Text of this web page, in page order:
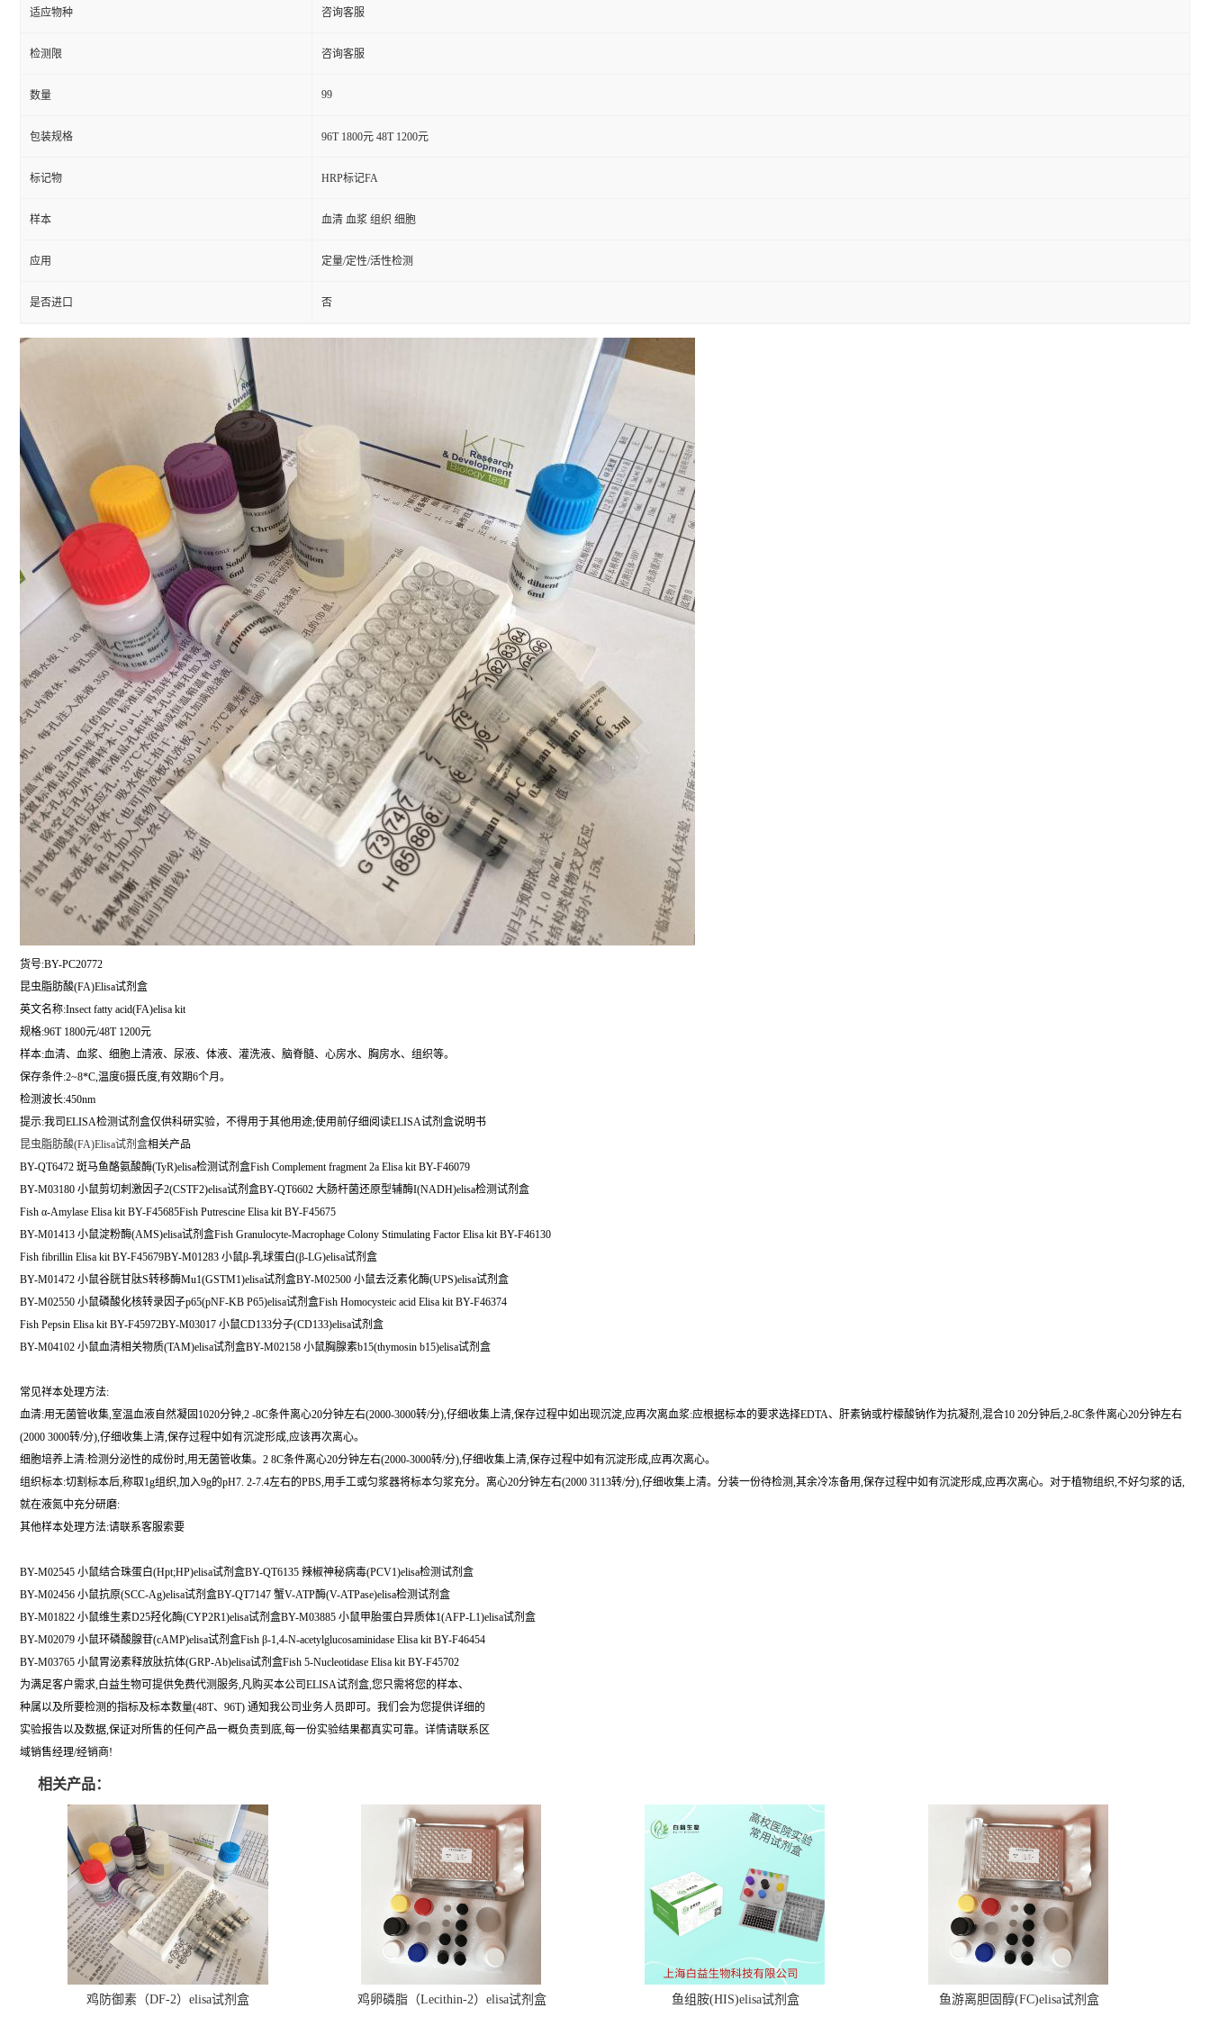
适应物种 咨询客服
检测限 咨询客服
数量 99
包装规格 96T 1800元 48T 1200元
标记物 HRP标记FA
样本 血清 血浆 组织 细胞
应用 定量/定性/活性检测
是否进口 否
货号:BY-PC20772
昆虫脂肪酸(FA)Elisa试剂盒
英文名称:Insect fatty acid(FA)elisa kit
规格:96T 1800元/48T 1200元
样本:血清、血浆、细胞上清液、尿液、体液、灌洗液、脑脊髓、心房水、胸房水、组织等。
保存条件:2~8*C,温度6摄氏度,有效期6个月。
检测波长:450nm
提示:我司ELISA检测试剂盒仅供科研实验，不得用于其他用途;使用前仔细阅读ELISA试剂盒说明书
昆虫脂肪酸(FA)Elisa试剂盒相关产品
BY-QT6472 斑马鱼酪氨酸酶(TyR)elisa检测试剂盒Fish Complement fragment 2a Elisa kit BY-F46079
BY-M03180 小鼠剪切刺激因子2(CSTF2)elisa试剂盒BY-QT6602 大肠杆菌还原型辅酶I(NADH)elisa检测试剂盒
Fish α-Amylase Elisa kit BY-F45685Fish Putrescine Elisa kit BY-F45675
BY-M01413 小鼠淀粉酶(AMS)elisa试剂盒Fish Granulocyte-Macrophage Colony Stimulating Factor Elisa kit BY-F46130
Fish fibrillin Elisa kit BY-F45679BY-M01283 小鼠β-乳球蛋白(β-LG)elisa试剂盒
BY-M01472 小鼠谷胱甘肽S转移酶Mu1(GSTM1)elisa试剂盒BY-M02500 小鼠去泛素化酶(UPS)elisa试剂盒
BY-M02550 小鼠磷酸化核转录因子p65(pNF-KB P65)elisa试剂盒Fish Homocysteic acid Elisa kit BY-F46374
Fish Pepsin Elisa kit BY-F45972BY-M03017 小鼠CD133分子(CD133)elisa试剂盒
BY-M04102 小鼠血清相关物质(TAM)elisa试剂盒BY-M02158 小鼠胸腺素b15(thymosin b15)elisa试剂盒
常见祥本处理方法:
血清:用无菌管收集,室温血液自然凝固1020分钟,2 -8C条件离心20分钟左右(2000-3000转/分),仔细收集上清,保存过程中如出现沉淀,应再次离血浆:应根据标本的要求选择EDTA、肝素钠或柠檬酸钠作为抗凝剂,混合10 20分钟后,2-8C条件离心20分钟左右
(2000 3000转/分),仔细收集上清,保存过程中如有沉淀形成,应该再次离心。
细胞培养上清:检测分泌性的成份时,用无菌管收集。2 8C条件离心20分钟左右(2000-3000转/分),仔细收集上清,保存过程中如有沉淀形成,应再次离心。
组织标本:切割标本后,称取1g组织,加入9g的pH7. 2-7.4左右的PBS,用手工或匀浆器将标本匀浆充分。离心20分钟左右(2000 3113转/分),仔细收集上清。分装一份待检测,其余冷冻备用,保存过程中如有沉淀形成,应再次离心。对于植物组织,不好匀浆的话,
就在液氮中充分研磨:
其他样本处理方法:请联系客服索要
BY-M02545 小鼠结合珠蛋白(Hpt;HP)elisa试剂盒BY-QT6135 辣椒神秘病毒(PCV1)elisa检测试剂盒
BY-M02456 小鼠抗原(SCC-Ag)elisa试剂盒BY-QT7147 蟹V-ATP酶(V-ATPase)elisa检测试剂盒
BY-M01822 小鼠维生素D25羟化酶(CYP2R1)elisa试剂盒BY-M03885 小鼠甲胎蛋白异质体1(AFP-L1)elisa试剂盒
BY-M02079 小鼠环磷酸腺苷(cAMP)elisa试剂盒Fish β-1,4-N-acetylglucosaminidase Elisa kit BY-F46454
BY-M03765 小鼠胃泌素释放肽抗体(GRP-Ab)elisa试剂盒Fish 5-Nucleotidase Elisa kit BY-F45702
为满足客户需求,白益生物可提供免费代测服务,凡购买本公司ELISA试剂盒,您只需将您的样本、
种属以及所要检测的指标及标本数量(48T、96T) 通知我公司业务人员即可。我们会为您提供详细的
实验报告以及数据,保证对所售的任何产品一概负责到底,每一份实验结果都真实可靠。详情请联系区
域销售经理/经销商!
相关产品：
鸡防御素（DF-2）elisa试剂盒 鸡卵磷脂（Lecithin-2）elisa试剂盒 鱼组胺(HIS)elisa试剂盒 鱼游离胆固醇(FC)elisa试剂盒